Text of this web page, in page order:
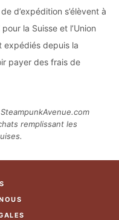
d’expédition s’élèvent à
la Suisse et l’Union
expédiés depuis la
payer des frais de
remplissant les